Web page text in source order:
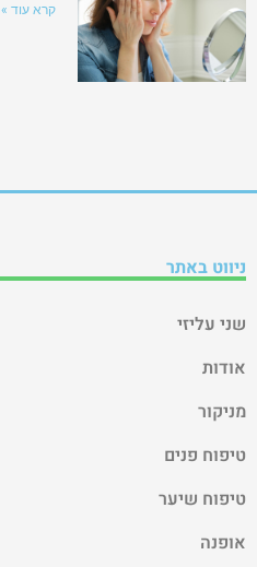
קרא עוד »
ניווט באתר
שני עליזי
אודות
מניקור
טיפוח פנים
טיפוח שיער
אופנה